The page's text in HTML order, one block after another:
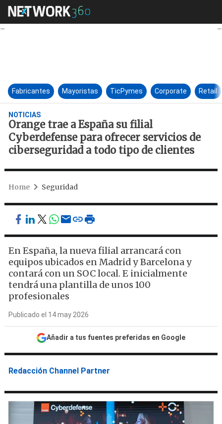
Orange trae a España su
Fabricantes Mayoristas TicPymes Corporate Retail
NOTICIAS
Orange trae a España su filial
Cyberdefense para ofrecer servicios de
ciberseguridad a todo tipo de clientes
Home Seguridad
En España, la nueva filial arrancará con
equipos ubicados en Madrid y Barcelona y
contará con un SOC local. E inicialmente
tendrá una plantilla de unos 100
profesionales
Publicado el 14 may 2026
Añadir a tus fuentes preferidas en Google
Redacción Channel Partner